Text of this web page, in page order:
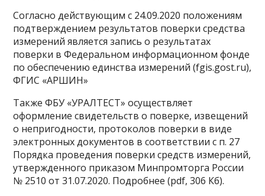
Согласно действующим с 24.09.2020 положениям
подтверждением результатов поверки средства
измерений является запись о результатах
поверки в Федеральном информационном фонде
по обеспечению единства измерений (fgis.gost.ru),
ФГИС «АРШИН»
Также ФБУ «УРАЛТЕСТ» осуществляет
оформление свидетельств о поверке, извещений
о непригодности, протоколов поверки в виде
электронных документов в соответствии с п. 27
Порядка проведения поверки средств измерений,
утвержденного приказом Минпромторга России
№ 2510 от 31.07.2020. Подробнее (pdf, 306 Кб).